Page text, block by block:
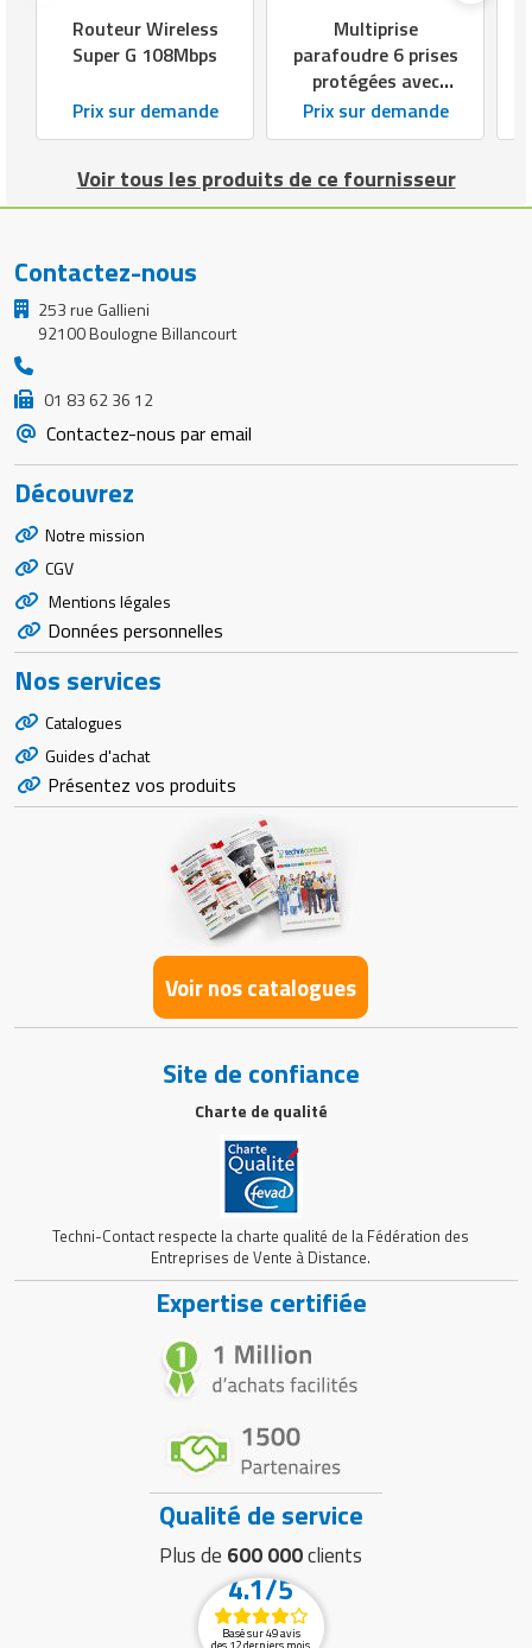
Routeur Wireless
Super G 108Mbps
Prix sur demande
Multiprise
parafoudre 6 prises
protégées avec
interrupteur
lunimeux
Prix sur demande
Voir tous les produits de ce fournisseur
Contactez-nous
253 rue Gallieni
92100 Boulogne Billancourt
01 83 62 36 12
Contactez-nous par email
Découvrez
Notre mission
CGV
Mentions légales
Données personnelles
Nos services
Catalogues
Guides d'achat
Présentez vos produits
Voir nos catalogues
Site de confiance
Charte de qualité
Techni-Contact respecte la charte qualité de la Fédération des
Entreprises de Vente à Distance.
Expertise certifiée
Qualité de service
Plus de 600 000clients
4.1/5
Basé sur 49 avis